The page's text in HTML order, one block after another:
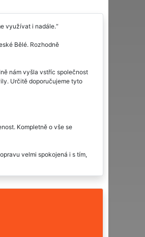
využívat i nadále.
Bělé. Rozhodně
nám vyšla vstříc společnost
Určitě doporučujeme tyto
Kompletně o vše se
velmi spokojená i s tím,